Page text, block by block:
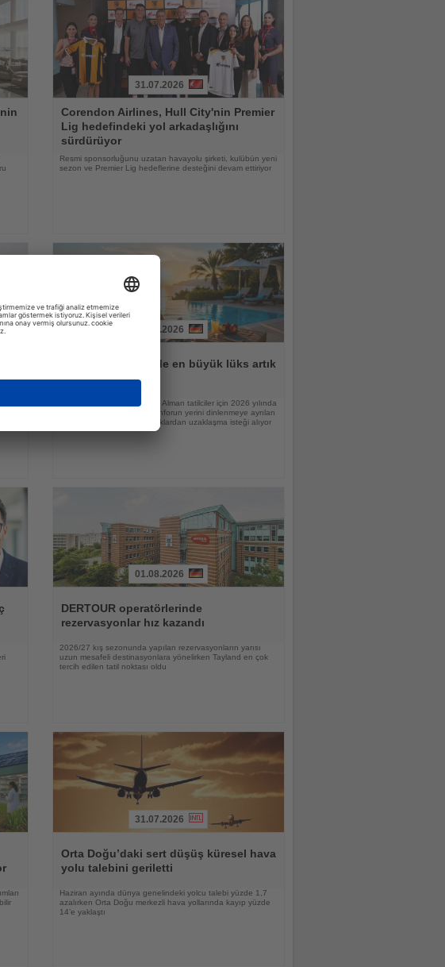
Oku
31.07.2026
Corendon Airlines, Hull City'nin Premier
Lig hedefindeki yol arkadaşlığını
sürdürüyor
Resmi sponsorluğunu uzatan havayolu şirketi, kulübün yeni
sezon ve Premier Lig hedeflerine desteğini devam ettiriyor
31.07.2026
Almanlar için tatilde en büyük lüks artık
zaman
YouGov araştırmasına göre Alman tatilciler için 2026 yılında
lüksün anlamı değişiyor; konforun yerini dinlenmeye ayrılan
zaman ve günlük sorumluluklardan uzaklaşma isteği alıyor
Oku
01.08.2026
DERTOUR operatörlerinde
rezervasyonlar hız kazandı
2026/27 kış sezonunda yapılan rezervasyonların yarısı
uzun mesafeli destinasyonlara yönelirken Tayland en çok
tercih edilen tatil noktası oldu
Oku
31.07.2026
Orta Doğu’daki sert düşüş küresel hava
yolu talebini geriletti
Haziran ayında dünya genelindeki yolcu talebi yüzde 1,7
azalırken Orta Doğu merkezli hava yollarında kayıp yüzde
14’e yaklaştı